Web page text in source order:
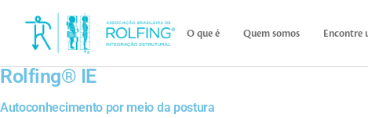
O que é Quem somos Encontre
Rolfing® IE
Autoconhecimento por meio da postura